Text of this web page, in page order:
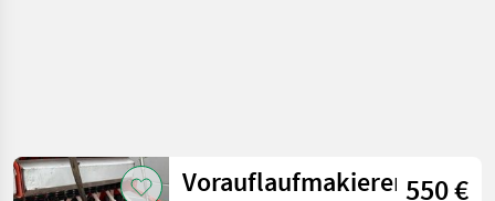
Vorauflaufmakierer 550 €